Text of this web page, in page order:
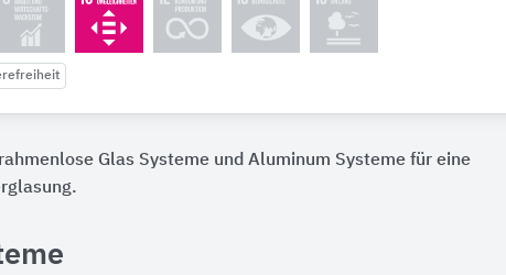
Glas Systeme und Aluminum Systeme für eine